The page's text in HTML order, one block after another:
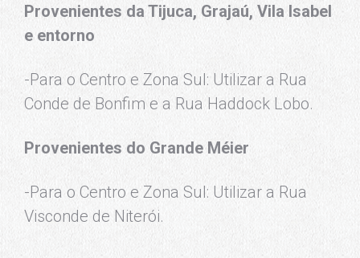
Provenientes da Tijuca, Grajaú, Vila Isabel
e entorno
-Para o Centro e Zona Sul: Utilizar a Rua
Conde de Bonfim e a Rua Haddock Lobo.
Provenientes do Grande Méier
-Para o Centro e Zona Sul: Utilizar a Rua
Visconde de Niterói.